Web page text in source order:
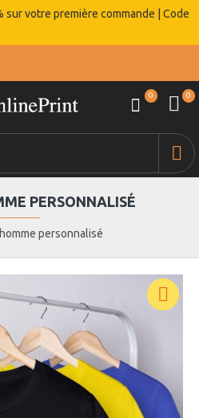
votre première commande | Code
0 0
personnalisé
PERSONNALISÉ